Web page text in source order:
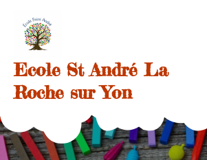
content
Ecole St André La
Roche sur Yon